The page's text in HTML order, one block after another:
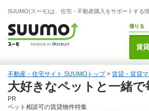
SUUMO(スーモ)は、住宅・不動産購入をサポートする
借りる
賃貸
不動産・住宅サイト SUUMOトップ> 賃貸・賃貸
大好きなペットと一緒
PR
ペット相談可の賃貸物件特集